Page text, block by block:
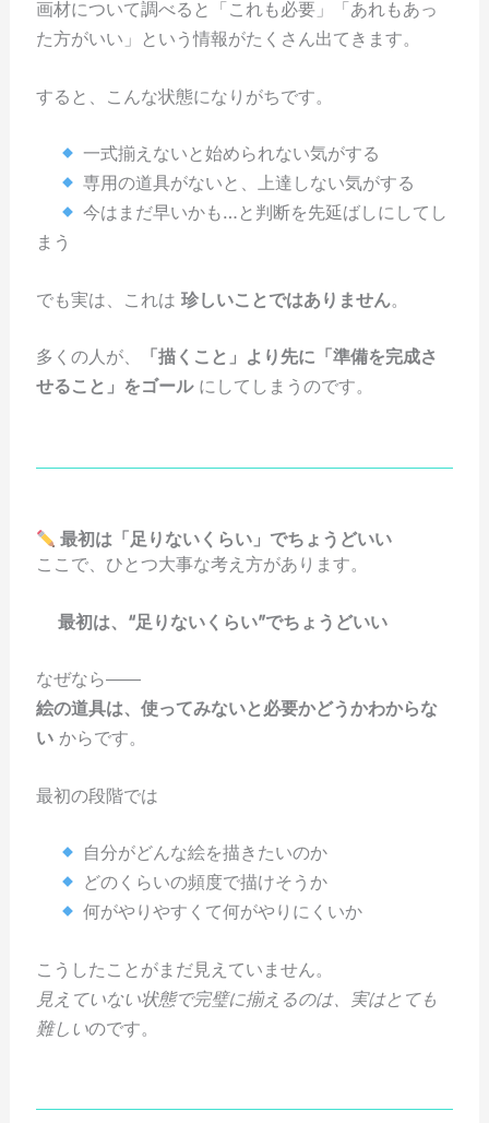
画材について調べると「これも必要」「あれもあっ
た方がいい」という情報がたくさん出てきます。
すると、こんな状態になりがちです。
一式揃えないと始められない気がする
専用の道具がないと、上達しない気がする
今はまだ早いかも…と判断を先延ばしにしてし
まう
でも実は、これは 珍しいことではありません。
多くの人が、
「描くこと」より先に「準備を完成さ
せること」をゴールにしてしまうのです。
最初は「足りないくらい」でちょうどいい
ここで、ひとつ大事な考え方があります。
最初は、“足りないくらい”でちょうどいい
なぜなら――
絵の道具は、使ってみないと必要かどうかわからな
いからです。
最初の段階では
自分がどんな絵を描きたいのか
どのくらいの頻度で描けそうか
何がやりやすくて何がやりにくいか
こうしたことがまだ見えていません。
見えていない状態で完璧に揃えるのは、実はとても
難しいのです。